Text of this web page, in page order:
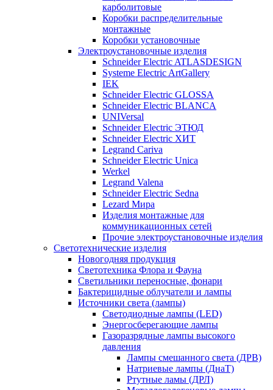
карболитовые
Коробки распределительные
монтажные
Коробки установочные
Электроустановочные изделия
Schneider Electric ATLASDESIGN
Systeme Electric ArtGallery
IEK
Schneider Electric GLOSSA
Schneider Electric BLANCA
UNIVersal
Schneider Electric ЭТЮД
Schneider Electric ХИТ
Legrand Cariva
Schneider Electric Unica
Werkel
Legrand Valena
Schneider Electric Sedna
Lezard Мира
Изделия монтажные для
коммуникационных сетей
Прочие электроустановочные изделия
Светотехнические изделия
Новогодняя продукция
Светотехника Флора и Фауна
Светильники переносные, фонари
Бактерицидные облучатели и лампы
Источники света (лампы)
Светодиодные лампы (LED)
Энергосберегающие лампы
Газоразрядные лампы высокого
давления
Лампы смешанного света (ДРВ)
Натриевые лампы (ДнаТ)
Ртутные ламы (ДРЛ)